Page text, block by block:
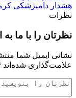
هشدار دامپزشکی
نظرات
نظرتان را با ما
نشانی ایمیل شما
علامت‌گذاری شده‌اند